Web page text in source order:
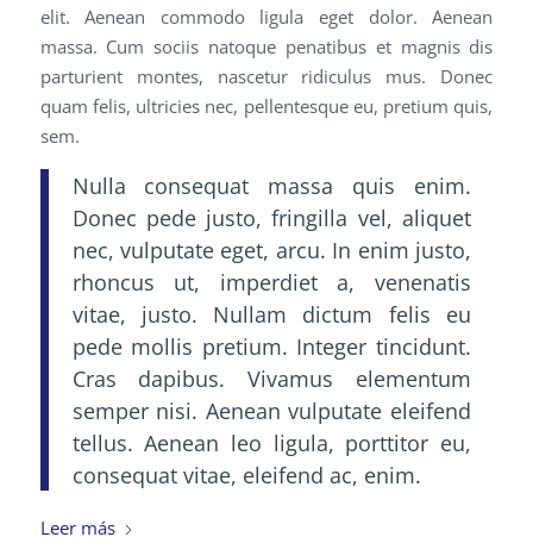
elit. Aenean commodo ligula eget dolor. Aenean
massa. Cum sociis natoque penatibus et magnis dis
parturient montes, nascetur ridiculus mus. Donec
quam felis, ultricies nec, pellentesque eu, pretium quis,
sem.
Nulla consequat massa quis enim.
Donec pede justo, fringilla vel, aliquet
nec, vulputate eget, arcu. In enim justo,
rhoncus ut, imperdiet a, venenatis
vitae, justo. Nullam dictum felis eu
pede mollis pretium. Integer tincidunt.
Cras dapibus. Vivamus elementum
semper nisi. Aenean vulputate eleifend
tellus. Aenean leo ligula, porttitor eu,
consequat vitae, eleifend ac, enim.
Leer más